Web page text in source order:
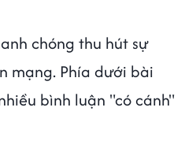
chóng thu hút sự
mạng. Phía dưới bài
bình luận "có cánh"